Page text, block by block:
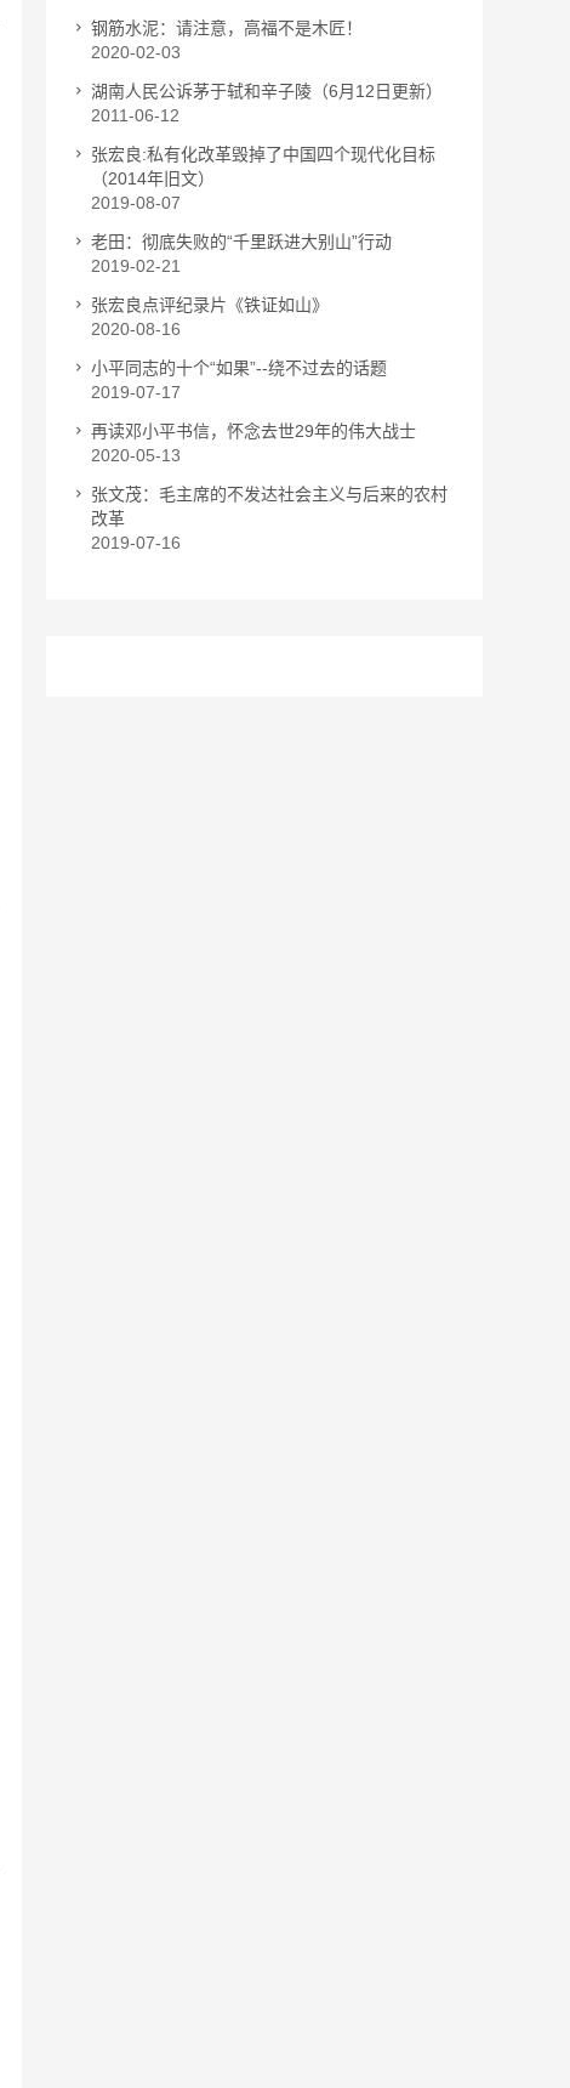
钢筋水泥：请注意，高福不是木匠！
2020-02-03
湖南人民公诉茅于轼和辛子陵（6月12日更新）
2011-06-12
张宏良:私有化改革毁掉了中国四个现代化目标
（2014年旧文）
2019-08-07
老田：彻底失败的“千里跃进大别山”行动
2019-02-21
张宏良点评纪录片《铁证如山》
2020-08-16
小平同志的十个“如果”--绕不过去的话题
2019-07-17
再读邓小平书信，怀念去世29年的伟大战士
2020-05-13
张文茂：毛主席的不发达社会主义与后来的农村
改革
2019-07-16